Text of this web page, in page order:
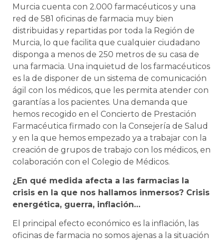
Murcia cuenta con 2.000 farmacéuticos y una
red de 581 oficinas de farmacia muy bien
distribuidas y repartidas por toda la Región de
Murcia, lo que facilita que cualquier ciudadano
disponga a menos de 250 metros de su casa de
una farmacia. Una inquietud de los farmacéuticos
es la de disponer de un sistema de comunicación
ágil con los médicos, que les permita atender con
garantías a los pacientes. Una demanda que
hemos recogido en el Concierto de Prestación
Farmacéutica firmado con la Consejería de Salud
y en la que hemos empezado ya a trabajar con la
creación de grupos de trabajo con los médicos, en
colaboración con el Colegio de Médicos.
¿En qué medida afecta a las farmacias la
crisis en la que nos hallamos inmersos? Crisis
energética, guerra, inflación…
El principal efecto económico es la inflación, las
oficinas de farmacia no somos ajenas a la situación